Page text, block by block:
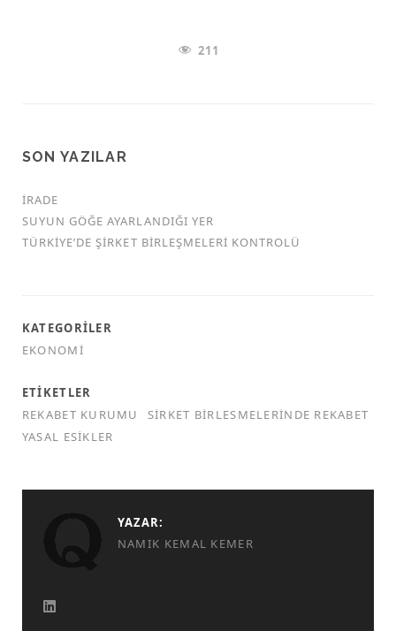
211
SON YAZILAR
İRADE
SUYUN GÖĞE AYARLANDIĞI YER
TÜRKİYE’DE ŞİRKET BİRLEŞMELERİ KONTROLÜ
KATEGORILER
EKONOMI
ETIKETLER
REKABET KURUMU
SIRKET BIRLESMELERINDE REKABET
YASAL ESIKLER
YAZAR:
NAMIK KEMAL KEMER